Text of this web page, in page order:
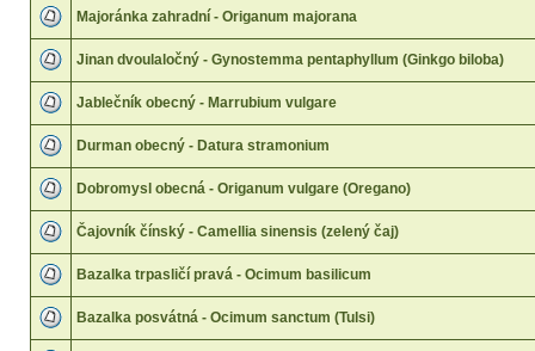
Majoránka zahradní - Origanum majorana
Jinan dvoulaločný - Gynostemma pentaphyllum (Ginkgo biloba)
Jablečník obecný - Marrubium vulgare
Durman obecný - Datura stramonium
Dobromysl obecná - Origanum vulgare (Oregano)
Čajovník čínský - Camellia sinensis (zelený čaj)
Bazalka trpasličí pravá - Ocimum basilicum
Bazalka posvátná - Ocimum sanctum (Tulsi)